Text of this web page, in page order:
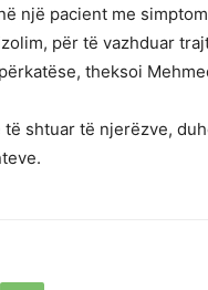
një pacient me
për të vazhduar
theksoi
të shtuar të njerëzve,